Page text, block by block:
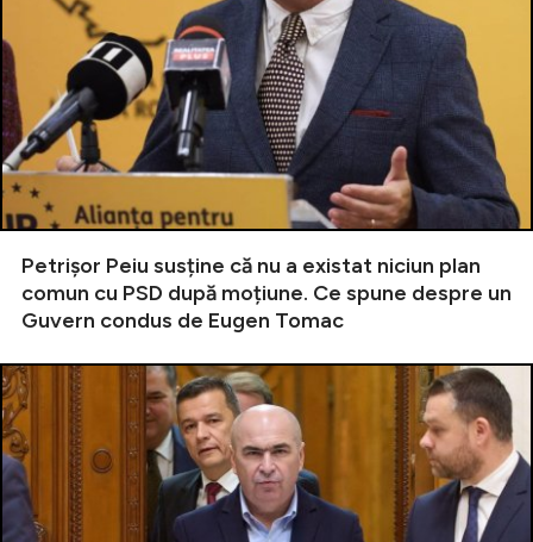
Petrișor Peiu susține că nu a existat niciun plan
comun cu PSD după moțiune. Ce spune despre un
Guvern condus de Eugen Tomac